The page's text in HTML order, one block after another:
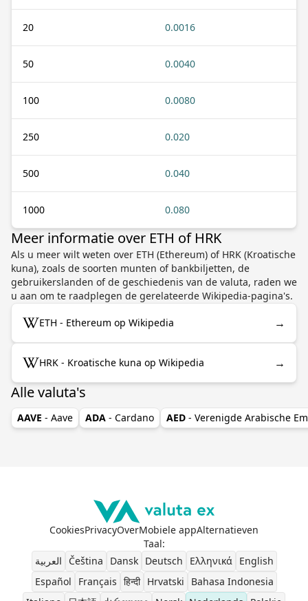
20 0.0016
50 0.0040
100 0.0080
250 0.020
500 0.040
1000 0.080
Meer informatie over ETH of HRK
Als u meer wilt weten over ETH (Ethereum) of HRK (Kroatische
kuna), zoals de soorten munten of bankbiljetten, de
gebruikerslanden of de geschiedenis van de valuta, raden we
u aan om te raadplegen de gerelateerde Wikipedia-pagina's.
ETH - Ethereum op Wikipedia →
HRK - Kroatische kuna op Wikipedia →
Alle valuta's
AAVE - Aave ADA - Cardano AED - Verenigde Arabische
CookiesPrivacyOverMobiele appAlternatieven
Taal:
العربية
Čeština Dansk Deutsch Ελληνικά
English
Español
Français हिन्दी Hrvatski
Bahasa Indonesia